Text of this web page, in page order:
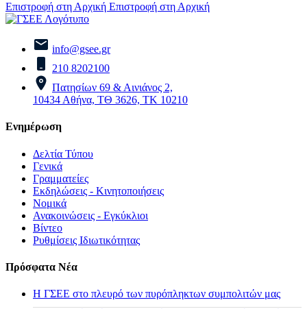
Επιστροφή στη Αρχική Επιστροφή στη Αρχική
info@gsee.gr
210 8202100
Πατησίων 69 & Αινιάνος 2,
10434 Αθήνα, ΤΘ 3626, ΤΚ 10210
Ενημέρωση
Δελτία Τύπου
Γενικά
Γραμματείες
Εκδηλώσεις - Κινητοποιήσεις
Νομικά
Ανακοινώσεις - Εγκύκλιοι
Βίντεο
Ρυθμίσεις Ιδιωτικότητας
Πρόσφατα Νέα
H ΓΣΕΕ στο πλευρό των πυρόπληκτων συμπολιτών μας